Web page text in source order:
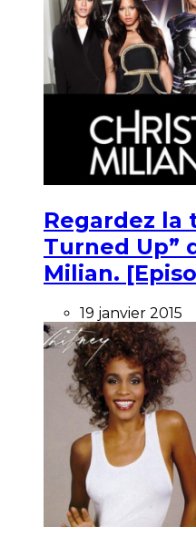
Regardez la
Turned Up”
Milian.
19 janvier 2015